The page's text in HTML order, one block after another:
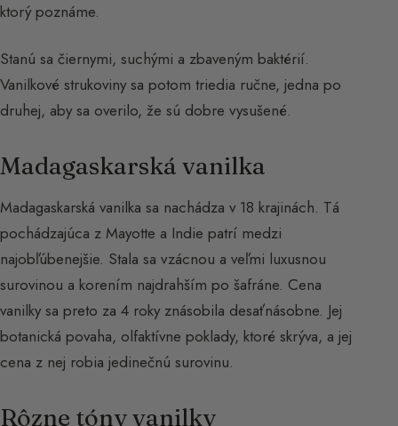
ktorý poznáme.
Stanú sa čiernymi, suchými a zbaveným baktérií.
Vanilkové strukoviny sa potom triedia ručne, jedna po
druhej, aby sa overilo, že sú dobre vysušené.
Madagaskarská vanilka
Madagaskarská vanilka sa nachádza v 18 krajinách. Tá
pochádzajúca z Mayotte a Indie patrí medzi
najobľúbenejšie. Stala sa vzácnou a veľmi luxusnou
surovinou a korením najdrahším po šafráne. Cena
vanilky sa preto za 4 roky znásobila desaťnásobne. Jej
botanická povaha, olfaktívne poklady, ktoré skrýva, a jej
cena z nej robia jedinečnú surovinu.
Rôzne tóny vanilky